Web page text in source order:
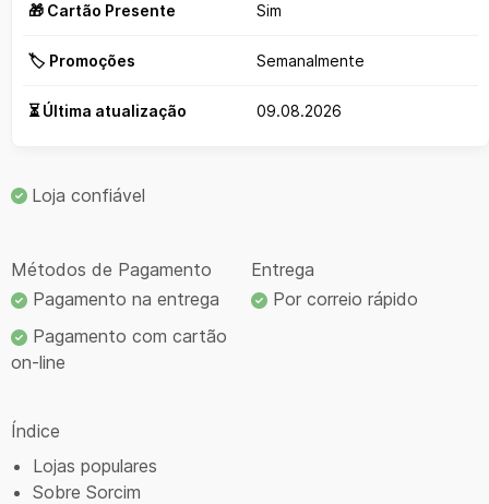
🎁 Cartão Presente Sim
🏷️ Promoções Semanalmente
⏳ Última atualização 09.08.2026
Loja confiável
Métodos de Pagamento
Pagamento na entrega
Pagamento com cartão
on-line
Entrega
Por correio rápido
Índice
Lojas populares
Sobre Sorcim